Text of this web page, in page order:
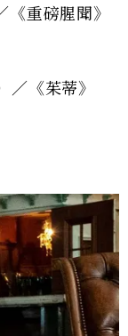
重磅腥聞》
《茱蒂》